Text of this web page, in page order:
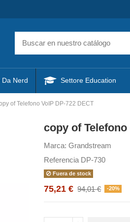
Da Nerd Settore Education
of Telefono VoIP DP-722 DECT
copy of Telefono
Marca: Grandstream
Referencia DP-730
Fuera de stock
75,21 € 94,01 € -20%